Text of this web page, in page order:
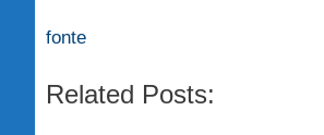
fonte
Related Posts: